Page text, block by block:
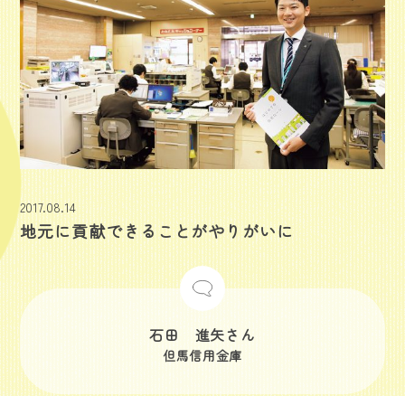
2017.08.14
地元に貢献できることがやりがいに
石田 進矢さん
但馬信用金庫